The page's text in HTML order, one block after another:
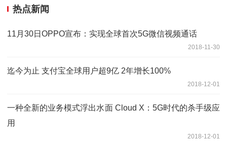
热点新闻
11月30日OPPO宣布：实现全球首次5G微信视频通话
2018-11-30
迄今为止 支付宝全球用户超9亿 2年增长100%
2018-12-01
一种全新的业务模式浮出水面 Cloud X：5G时代的杀手级应
用
2018-12-01